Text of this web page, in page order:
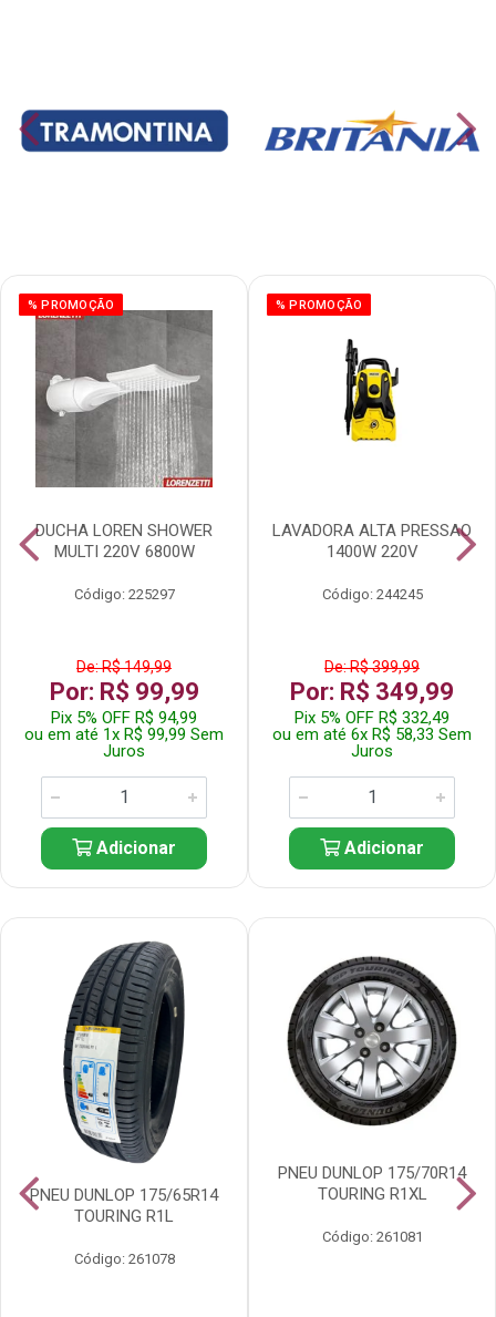
% PROMOÇÃO
DUCHA LOREN SHOWER
MULTI 220V 6800W
Código: 225297
De: R$ 149,99
Por: R$ 99,99
Pix 5% OFF R$ 94,99
ou em até 1x R$ 99,99 Sem
Juros
Adicionar
% PROMOÇÃO
LAVADORA ALTA PRESSAO
1400W 220V
Código: 244245
De: R$ 399,99
Por: R$ 349,99
Pix 5% OFF R$ 332,49
ou em até 6x R$ 58,33 Sem
Juros
Adicionar
PNEU DUNLOP 175/65R14
TOURING R1L
Código: 261078
PNEU DUNLOP 175/70R14
TOURING R1XL
Código: 261081